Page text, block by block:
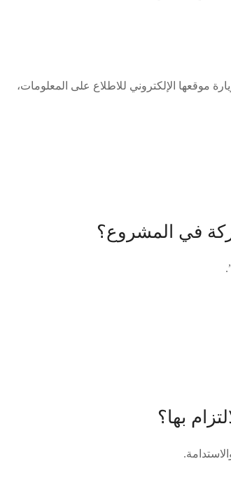
موقعها الإلكتروني للاطلاع على المعلومات،
في المشروع؟
بها؟